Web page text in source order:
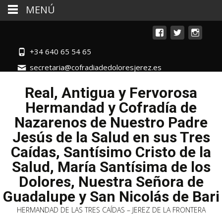
+34 640 65 54 65
secretaria@cofradiadedoloresjerez.es
Real, Antigua y Fervorosa
Hermandad y Cofradía de
Nazarenos de Nuestro Padre
Jesús de la Salud en sus Tres
Caídas, Santísimo Cristo de la
Salud, María Santísima de los
Dolores, Nuestra Señora de
Guadalupe y San Nicolás de Bari
HERMANDAD DE LAS TRES CAÍDAS – JEREZ DE LA FRONTERA
MENÚ